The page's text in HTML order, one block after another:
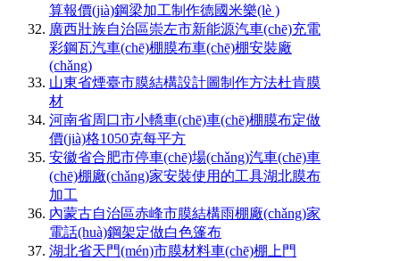
算報價(jià)鋼梁加工制作德國米樂(lè )
廣西壯族自治區崇左市新能源汽車(chē)充電
彩鋼瓦汽車(chē)棚膜布車(chē)棚安裝廠
(chǎng)
山東省煙臺市膜結構設計圖制作方法杜肯膜
材
河南省周口市小轎車(chē)車(chē)棚膜布定做
價(jià)格1050克每平方
安徽省合肥市停車(chē)場(chǎng)汽車(chē)車
(chē)棚廠(chǎng)家安裝使用的工具湖北膜布
加工
內蒙古自治區赤峰市膜結構雨棚廠(chǎng)家
電話(huà)鋼架定做白色篷布
湖北省天門(mén)市膜材料車(chē)棚上門